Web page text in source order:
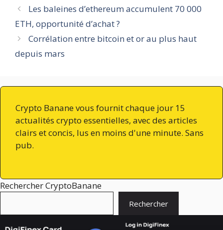
Les baleines d’ethereum accumulent 70 000
ETH, opportunité d’achat ?
Corrélation entre bitcoin et or au plus haut
depuis mars
Crypto Banane vous fournit chaque jour 15
actualités crypto essentielles, avec des articles
clairs et concis, lus en moins d'une minute. Sans
pub.
Rechercher CryptoBanane
Rechercher